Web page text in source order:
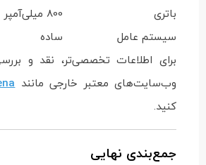
باتری
800 میلی‌آمپر
سیستم عامل
ساده
برای اطلاعات تخصصی‌تر، نقد و
وب‌سایت‌های معتبر خارجی مانند
کنید.
جمع‌بندی نهایی